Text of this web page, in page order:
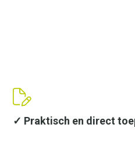
✓ Praktisch en direct